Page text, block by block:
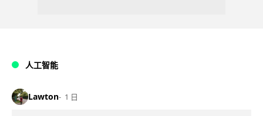
人工智能
Lawton 1 日